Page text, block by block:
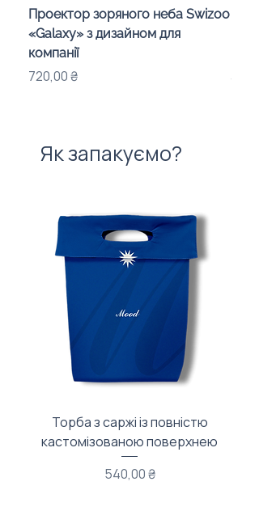
Проектор зоряного неба Swizoo
«Galaxy» з дизайном для
компанії
Ціна
720,00 ₴ Ціна
Як запакуємо?
Торба з саржі із повністю
кастомізованою поверхнею
Ціна
540,00 ₴